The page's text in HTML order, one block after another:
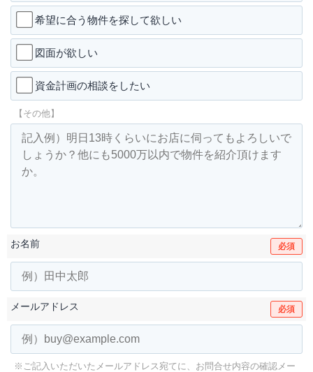
希望に合う物件を探して欲しい
図面が欲しい
資金計画の相談をしたい
【その他】
お名前 必須
メールアドレス 必須
※ご記入いただいたメールアドレス宛てに、お問合せ内容の確認メー